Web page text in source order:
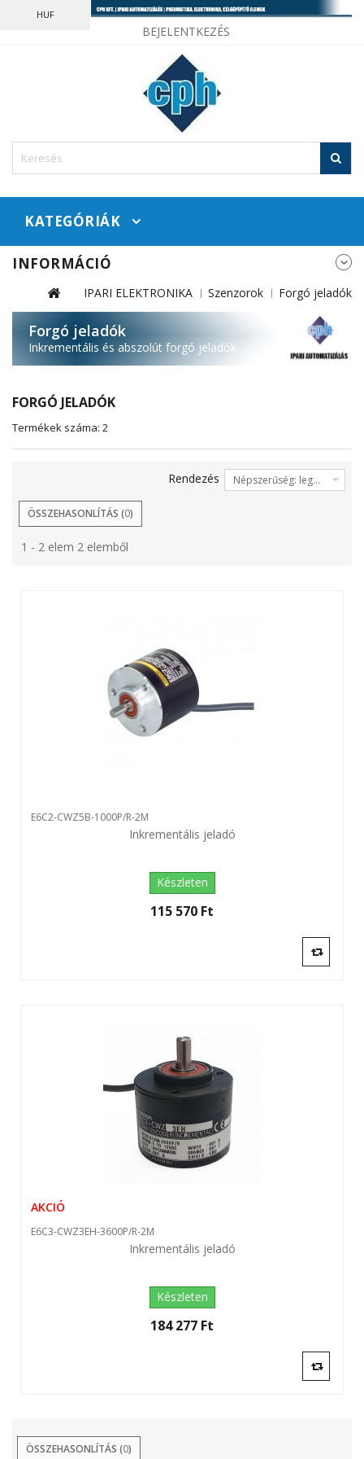
BEJELENTKEZÉS
HUF
KATEGÓRIÁK
INFORMÁCIÓ
IPARI ELEKTRONIKA Szenzorok Forgó jeladók
Forgó jeladók
Inkrementális és abszolút forgó jeladók
FORGÓ JELADÓK
Termékek száma: 2
Rendezés Népszerűség: legalacsonyabb elől
ÖSSZEHASONLÍTÁS (0)
1 - 2 elem 2 elemből
E6C2-CWZ5B-1000P/R-2M
Inkrementális jeladó
Készleten
115 570 Ft‎
AKCIÓ
E6C3-CWZ3EH-3600P/R-2M
Inkrementális jeladó
Készleten
184 277 Ft‎
ÖSSZEHASONLÍTÁS (0)